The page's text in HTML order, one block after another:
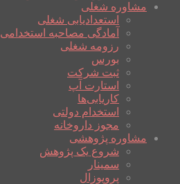
مشاوره شغلی
استعدادیابی شغلی
آمادگی مصاحبه استخدامی
رزومه شغلی
بورس
ثبت شرکت
استارت آپ
کاریابی‌ها
استخدام دولتی
مجوز داروخانه
مشاوره پژوهشی
شروع یک پژوهش
سمینار
پروپوزال